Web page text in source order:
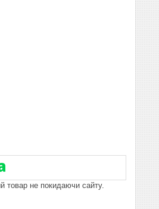
товар не покидаючи сайту.